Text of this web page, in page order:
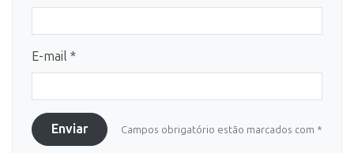
E-mail *
Enviar Campos obrigatório estão marcados com *